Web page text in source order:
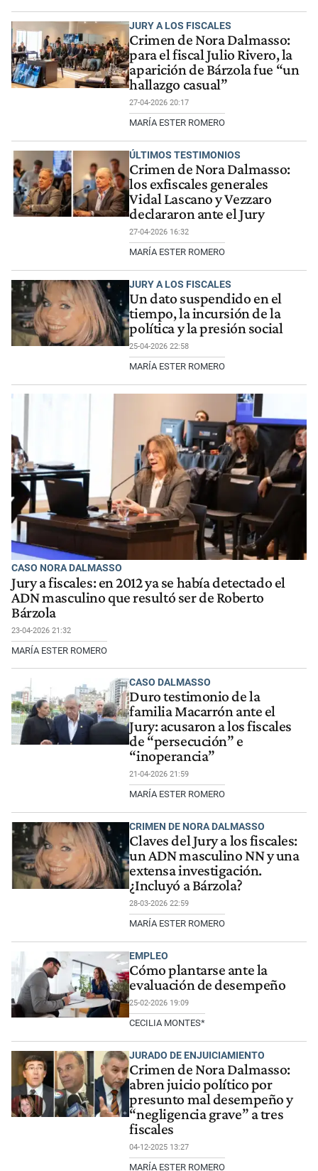
JURY A LOS FISCALES
Crimen de Nora Dalmasso:
para el fiscal Julio Rivero, la
aparición de Bárzola fue “un
hallazgo casual”
27-04-2026 20:17
MARÍA ESTER ROMERO
ÚLTIMOS TESTIMONIOS
Crimen de Nora Dalmasso:
los exfiscales generales
Vidal Lascano y Vezzaro
declararon ante el Jury
27-04-2026 16:32
MARÍA ESTER ROMERO
JURY A LOS FISCALES
Un dato suspendido en el
tiempo, la incursión de la
política y la presión social
25-04-2026 22:58
MARÍA ESTER ROMERO
CASO NORA DALMASSO
Jury a fiscales: en 2012 ya se había detectado el
ADN masculino que resultó ser de Roberto
Bárzola
23-04-2026 21:32
MARÍA ESTER ROMERO
CASO DALMASSO
Duro testimonio de la
familia Macarrón ante el
Jury: acusaron a los fiscales
de “persecución” e
“inoperancia”
21-04-2026 21:59
MARÍA ESTER ROMERO
CRIMEN DE NORA DALMASSO
Claves del Jury a los fiscales:
un ADN masculino NN y una
extensa investigación.
¿Incluyó a Bárzola?
28-03-2026 22:59
MARÍA ESTER ROMERO
EMPLEO
Cómo plantarse ante la
evaluación de desempeño
25-02-2026 19:09
CECILIA MONTES*
JURADO DE ENJUICIAMIENTO
Crimen de Nora Dalmasso:
abren juicio político por
presunto mal desempeño y
“negligencia grave” a tres
fiscales
04-12-2025 13:27
MARÍA ESTER ROMERO